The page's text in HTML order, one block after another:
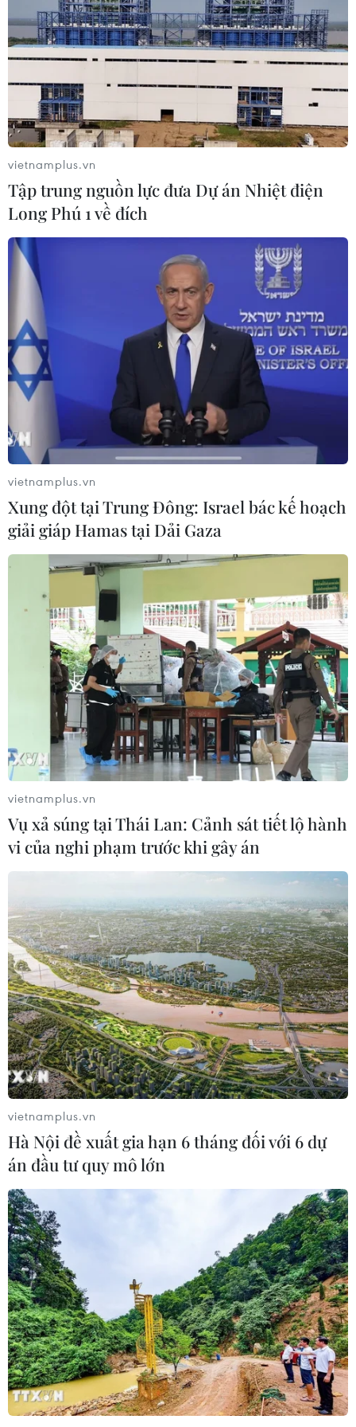
TIN CÙNG CHUYÊN MỤC
Trung Quốc: Giá tiêu dùng và giá sản
xuất cùng giảm tốc trong tháng
vietnamplus.vn
Tập trung nguồn lực đưa Dự án Nhiệt điện
Long Phú 1 về đích
vietnamplus.vn
Xung đột tại Trung Đông: Israel bác kế hoạch
giải giáp Hamas tại Dải Gaza
vietnamplus.vn
Vụ xả súng tại Thái Lan: Cảnh sát tiết lộ hành
vi của nghi phạm trước khi gây án
vietnamplus.vn
Hà Nội đề xuất gia hạn 6 tháng đối với 6 dự
án đầu tư quy mô lớn